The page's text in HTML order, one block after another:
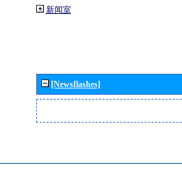
新闻室
[Newsflashes]